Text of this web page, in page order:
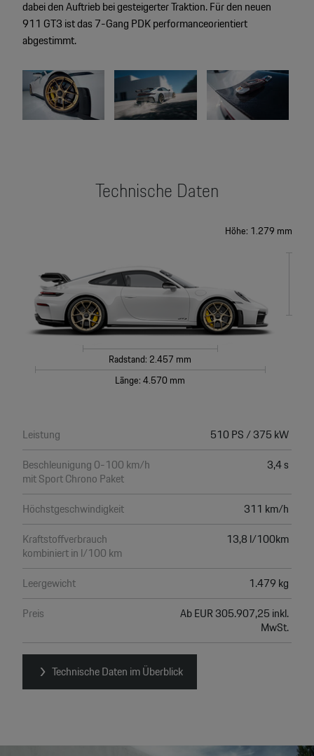
dabei den Auftrieb bei gesteigerter Traktion. Für den neuen
911 GT3 ist das 7-Gang PDK performanceorientiert
abgestimmt.
Technische Daten
Radstand: 2.457 mm
Länge: 4.570 mm
Höhe: 1.279 mm
Leistung
510 PS / 375 kW
Beschleunigung 0-100 km/h
mit Sport Chrono Paket
3,4 s
Höchstgeschwindigkeit
311 km/h
Kraftstoffverbrauch
kombiniert in l/100 km
13,8 l/100km
Leergewicht
1.479 kg
Preis
Ab EUR 305.907,25 inkl.
MwSt.
Technische Daten im Überblick